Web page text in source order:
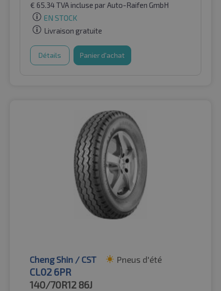
€ 65.34TVA incluse par Auto-Raifen GmbH
EN STOCK
Livraison gratuite
Détails Panier d'achat
Cheng Shin / CST Pneus d'été
CL02 6PR
140/70R12 86J